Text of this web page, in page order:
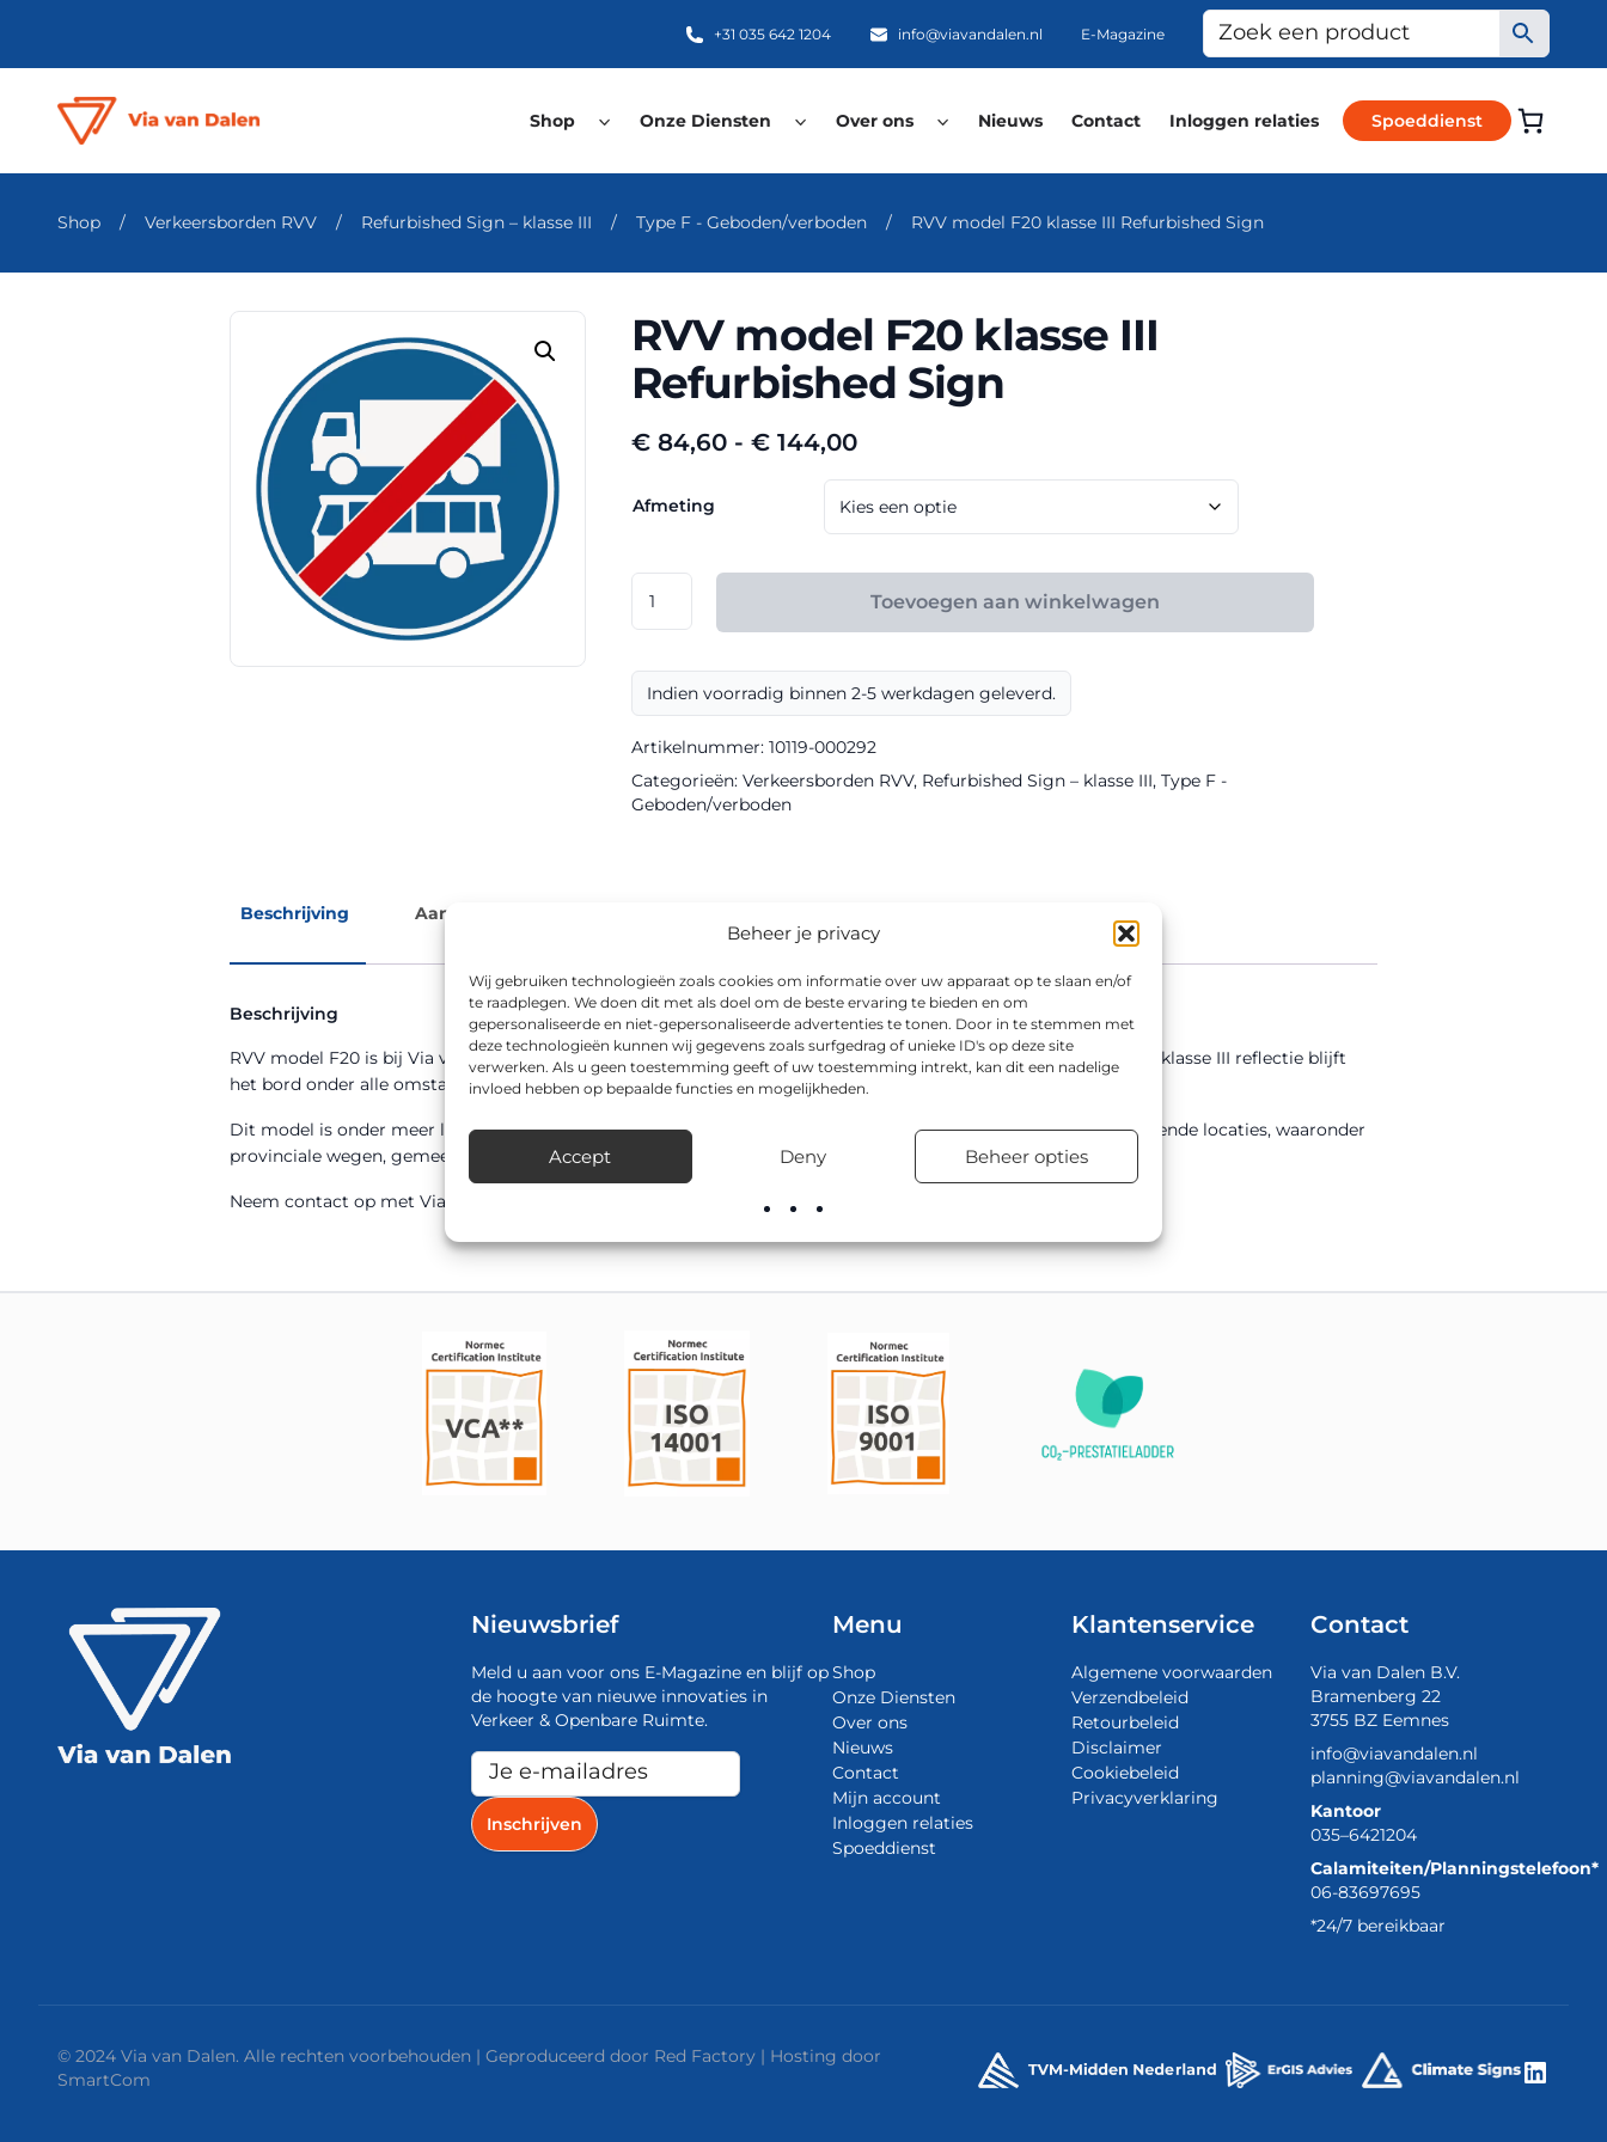
Beheer je privacy
Wij gebruiken technologieën zoals cookies om informatie over uw apparaat op te slaan en/of
te raadplegen. We doen dit met als doel om de beste ervaring te bieden en om
gepersonaliseerde en niet-gepersonaliseerde advertenties te tonen. Door in te stemmen met
deze technologieën kunnen wij gegevens zoals surfgedrag of unieke ID's op deze site
verwerken. Als u geen toestemming geeft of uw toestemming intrekt, kan dit een nadelige
invloed hebben op bepaalde functies en mogelijkheden.
Accept Deny Beheer opties
+31 035 642 1204 info@viavandalen.nl E-Magazine
Shop Onze Diensten Over ons Nieuws Contact Inloggen relaties Spoeddienst
Shop / Verkeersborden RVV / Refurbished Sign – klasse III / Type F - Geboden/verboden / RVV model F20 klasse III Refurbished Sign
RVV model F20 klasse III
Refurbished Sign
€ 84,60 - € 144,00Prijsklasse:
€ 84,60
tot
€ 144,00
Afmeting
model
klasse
Sign
aantal
Toevoegen aan winkelwagen
Indien voorradig binnen 2-5 werkdagen geleverd.
Artikelnummer: 10119-000292
Categorieën: Verkeersborden RVV, Refurbished Sign – klasse III, Type F -
Geboden/verboden
Beschrijving Aanvullende informatie
Beschrijving
RVV model F20 is bij Via van Dalen verkrijgbaar als gebods-/verbodsbord in Refurbished-uitvoering. Dankzij de klasse III reflectie blijft
het bord onder alle omstandigheden goed afleesbaar.
Dit model is onder meer leverbaar in de afmetingen Ø 600mm, Ø 800mm. Het bord is geschikt voor uiteenlopende locaties, waaronder
provinciale wegen, gemeentelijke wegen en particuliere terreinen.
Neem contact op met Via van Dalen voor advies over montage, bevestiging en levertijden.
Nieuwsbrief
Meld u aan voor ons E-Magazine en blijf op
de hoogte van nieuwe innovaties in
Verkeer & Openbare Ruimte.
Menu
Shop
Onze Diensten
Over ons
Nieuws
Contact
Mijn account
Inloggen relaties
Spoeddienst
Klantenservice
Algemene voorwaarden
Verzendbeleid
Retourbeleid
Disclaimer
Cookiebeleid
Privacyverklaring
Contact
Via van Dalen B.V.
Bramenberg 22
3755 BZ Eemnes
info@viavandalen.nl
planning@viavandalen.nl
Kantoor
035–6421204
Calamiteiten/Planningstelefoon*
06-83697695
*24/7 bereikbaar
© 2024 Via van Dalen. Alle rechten voorbehouden | Geproduceerd door Red Factory | Hosting door
SmartCom